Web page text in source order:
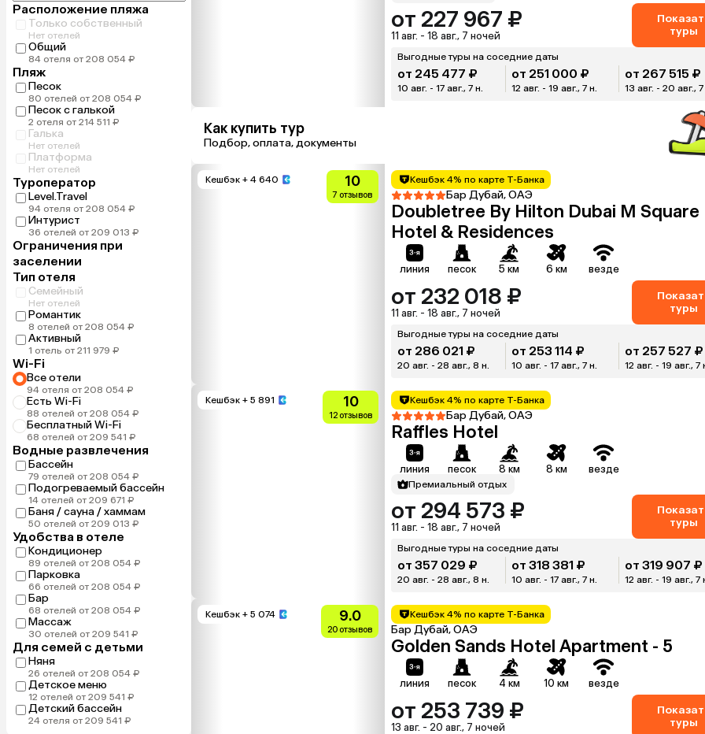
Расположение пляжа
Только собственный
Нет отелей
Общий
84 отеля от 208 054 ₽
Пляж
Песок
80 отелей от 208 054 ₽
Песок с галькой
2 отеля от 214 511 ₽
Галька
Нет отелей
Платформа
Нет отелей
Туроператор
Level.Travel
94 отеля от 208 054 ₽
Интурист
36 отелей от 209 013 ₽
Ограничения при
заселении
Тип отеля
Семейный
Нет отелей
Романтик
8 отелей от 208 054 ₽
Активный
1 отель от 211 979 ₽
Wi-Fi
Все отели
94 отеля от 208 054 ₽
Есть Wi-Fi
88 отелей от 208 054 ₽
Бесплатный Wi-Fi
68 отелей от 209 541 ₽
Водные развлечения
Бассейн
79 отелей от 208 054 ₽
Подогреваемый бассейн
14 отелей от 209 671 ₽
Баня / сауна / хаммам
50 отелей от 209 013 ₽
Удобства в отеле
Кондиционер
89 отелей от 208 054 ₽
Парковка
66 отелей от 208 054 ₽
Бар
68 отелей от 208 054 ₽
Массаж
30 отелей от 209 541 ₽
Для семей с детьми
Няня
26 отелей от 208 054 ₽
Детское меню
12 отелей от 209 541 ₽
Детский бассейн
24 отеля от 209 541 ₽
от 227 967 ₽
11 авг. - 18 авг., 7 ночей
туры
Выгодные туры на соседние даты
от 245 477 ₽
10 авг. - 17 авг., 7 н.
от 251 000 ₽
12 авг. - 19 авг., 7 н.
от 267 515 ₽
13 авг. - 20 авг.,
Как купить тур
Подбор, оплата, документы
Кешбэк + 4 640 10
7 отзывов
Кешбэк 4% по карте Т-Банка
Бар Дубай, ОАЭ
Doubletree By Hilton Dubai M Square
Hotel & Residences
линия песок 5 км 6 км везде
от 232 018 ₽
11 авг. - 18 авг., 7 ночей
туры
Выгодные туры на соседние даты
от 286 021 ₽
20 авг. - 28 авг., 8 н.
от 253 114 ₽
10 авг. - 17 авг., 7 н.
от 257 527 ₽
12 авг. - 19 авг., 7
Кешбэк + 5 891 10
12 отзывов
Кешбэк 4% по карте Т-Банка
Бар Дубай, ОАЭ
Raffles Hotel
линия песок 8 км 8 км везде
Премиальный отдых
от 294 573 ₽
11 авг. - 18 авг., 7 ночей
туры
Выгодные туры на соседние даты
от 357 029 ₽
20 авг. - 28 авг., 8 н.
от 318 381 ₽
10 авг. - 17 авг., 7 н.
от 319 907 ₽
12 авг. - 19 авг., 7
Кешбэк + 5 074 9.0
20 отзывов
Кешбэк 4% по карте Т-Банка
Бар Дубай, ОАЭ
Golden Sands Hotel Apartment - 5
линия песок 4 км 10 км везде
от 253 739 ₽
13 авг. - 20 авг., 7 ночей
туры